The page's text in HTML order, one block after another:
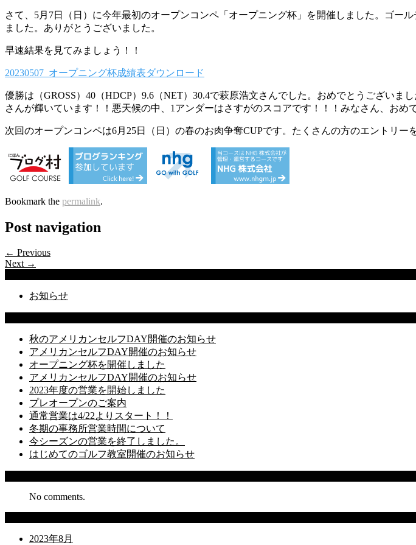
さて、5月7日（日）に今年最初のオープンコンペ「オープニング杯」を開催しました。ゴー
ました。ありがとうございました。
早速結果を見てみましょう！！
20230507_オープニング杯成績表ダウンロード
優勝は（GROSS）40（HDCP）9.6（NET）30.4で萩原浩文さんでした。おめでとうござい
さんが輝いています！！悪天候の中、1アンダーはさすがのスコアです！！！みなさん、おめ
次回のオープンコンペは6月25日（日）の春のお肉争奪CUPです。たくさんの方のエントリー
Bookmark the permalink.
Post navigation
← Previous
Next →
お知らせ
秋のアメリカンセルフDAY開催のお知らせ
アメリカンセルフDAY開催のお知らせ
オープニング杯を開催しました
アメリカンセルフDAY開催のお知らせ
2023年度の営業を開始しました
プレオープンのご案内
通常営業は4/22よりスタート！！
冬期の事務所営業時間について
今シーズンの営業を終了しました。
はじめてのゴルフ教室開催のお知らせ
No comments.
2023年8月